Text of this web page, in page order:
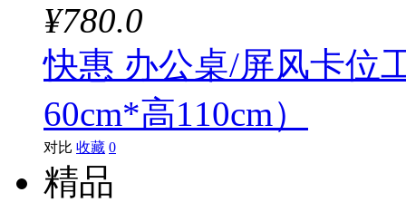
¥780.0
快惠 办公桌/屏风卡位
60cm*高110cm）
对比 收藏 0
精品